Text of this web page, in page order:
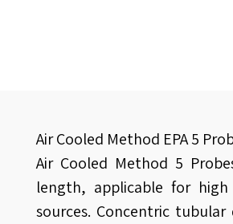
Air Cooled Method EPA 5
Air Cooled Method 5
length, applicable for
sources. Concentric tubular